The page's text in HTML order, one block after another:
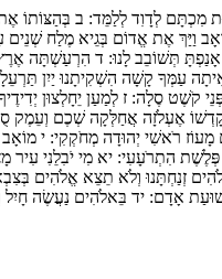
מִכְתָּם לְדָוִד לְלַמֵּד: ב בְּהַצּוֹתוֹ
וַיַּךְ אֶת אֱדוֹם בְּגֵיא מֶלַח
תְּשׁוֹבֵב לָנוּ: ד הִרְעַשְׁתָּה
עַמְּךָ קָשָׁה הִשְׁקִיתָנוּ יַיִן
קֹשֶׁט סֶלָה: ז לְמַעַן יֵחָלְצוּן
אֶעְלֹזָה אֲחַלְּקָה שְׁכֶם וְעֵמֶק
מָעוֹז רֹאשִׁי יְהוּדָה מְחֹקְקִי: י
פְּלֶשֶׁת הִתְרֹעָעִי: יא מִי יֹבִלֵנִי עִיר
זְנַחְתָּנוּ וְלֹא תֵצֵא אֱלֹהִים
אָדָם: יד בֵּאלֹהִים נַעֲשֶׂה חָיִל